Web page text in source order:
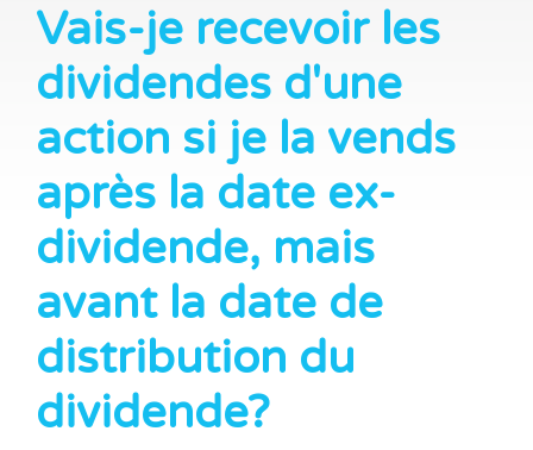
Vais-je recevoir les
dividendes d'une
action si je la vends
après la date ex-
dividende, mais
avant la date de
distribution du
dividende?